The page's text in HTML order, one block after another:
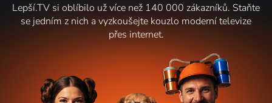
Lepší.TV si oblíbilo už více než 140 000 zákazníků. Staňte
se jedním z nich a vyzkoušejte kouzlo moderní televize
přes internet.